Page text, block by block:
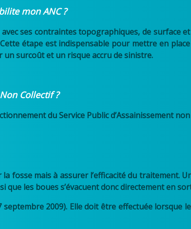
mon ANC ?
ses contraintes topographiques, de surface
étape est indispensable pour mettre en
un surcoût et un risque accru de sinistre.
Collectif ?
du Service Public d’Assainissement
fosse mais à assurer l’efficacité du traitement.
que les boues s’évacuent donc directement en
2009). Elle doit être effectuée lorsque